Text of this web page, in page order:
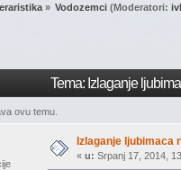
» Vodozemci (Moderatori:
Tema: Izlaganje
ovu temu.
Izlaganje ljubimaca
« u: Srpanj 17, 2014,